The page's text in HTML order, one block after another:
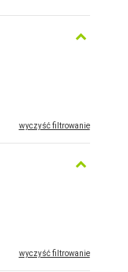
wyczyść filtrowanie
wyczyść filtrowanie